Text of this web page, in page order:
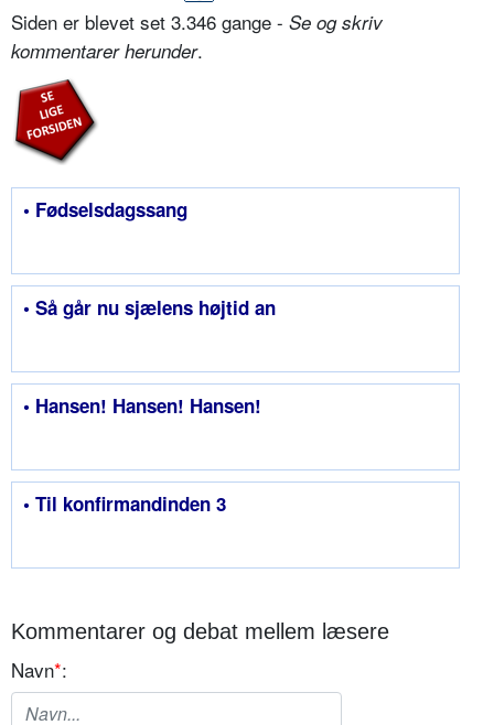
Siden er blevet set 3.346 gange - Se og skriv
kommentarer herunder.
• Fødselsdagssang
• Så går nu sjælens højtid an
• Hansen! Hansen! Hansen!
• Til konfirmandinden 3
Kommentarer og debat mellem læsere
Navn*: